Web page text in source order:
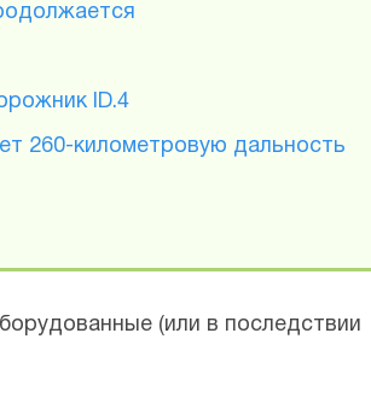
ID.4
260-километровую дальность
(или в последствии